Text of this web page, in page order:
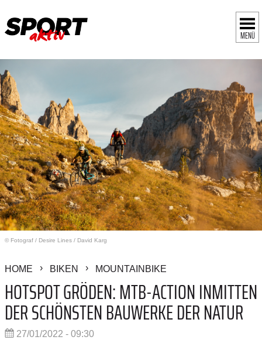
MENÜ
© Fotograf / Desire Lines / David Karg
HOME BIKEN MOUNTAINBIKE
HOTSPOT GRÖDEN: MTB-ACTION INMITTEN
DER SCHÖNSTEN BAUWERKE DER NATUR
27/01/2022 - 09:30